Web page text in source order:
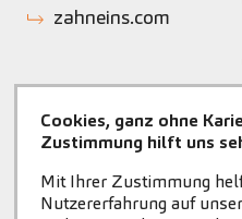
zahneins.com
Cookies, ganz ohne
Zustimmung hilft uns
Mit Ihrer Zustimmung
Nutzererfahrung auf